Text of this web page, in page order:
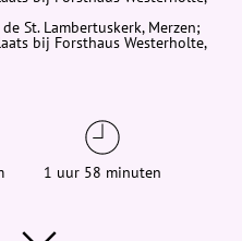
St. Lambertuskerk, Merzen;
bij Forsthaus Westerholte,
1 uur 58 minuten